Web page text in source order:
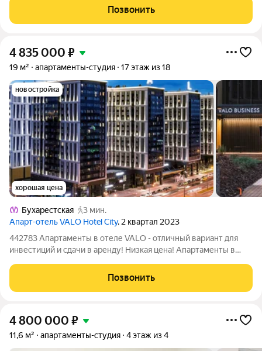
реклaму, тpатить время на убоpку и peмoнт - всeм этим
зaнимaется Упpавляющaя Kомпaния.
Позвонить
4 835 000 ₽
19 м² апартаменты-студия 17 этаж из 18
новостройка
хорошая цена
Бухарестская
3 мин.
Апарт-отель VALO Hotel City, 2 квартал 2023
442783 Апартаменты в отеле VALO - отличный вариант для
инвестиций и сдачи в аренду! Низкая цена! Апартаменты в
готовы к сделке! ОБ АПАРТАМЕНТАХ: - Готовый ремонт с
мебелью и техникой!!! - Высокий
Позвонить
4 800 000 ₽
11,6 м² апартаменты-студия 4 этаж из 4